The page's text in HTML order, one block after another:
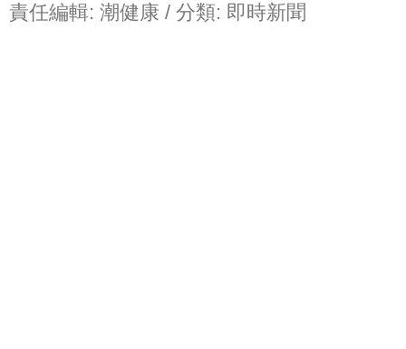
責任編輯: 潮健康 / 分類: 即時新聞